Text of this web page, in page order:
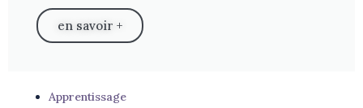
en savoir +
Apprentissage